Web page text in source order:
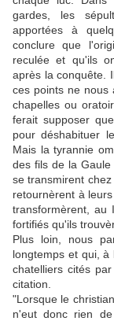
gardes, les
apportées à
conclure que
reculée et qu'ils
après la conquête.
ces points ne nous
chapelles ou
ferait supposer
pour déshabituer
Mais la tyrannie
des fils de la
se transmirent
retournèrent à
transformèrent, au
fortifiés qu'ils
Plus loin, nous
longtemps et qui,
chatelliers cités
citation.
"Lorsque le
n'eut donc rien